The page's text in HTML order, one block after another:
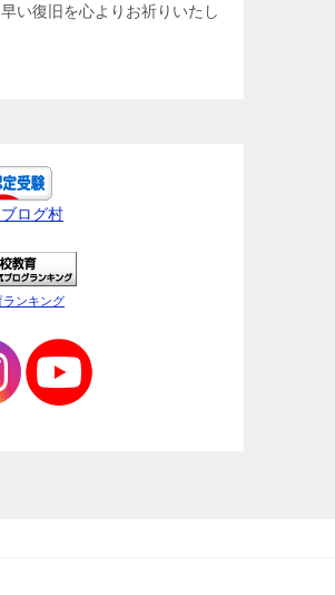
い復旧を心よりお祈りいたし
ログ村
ランキング